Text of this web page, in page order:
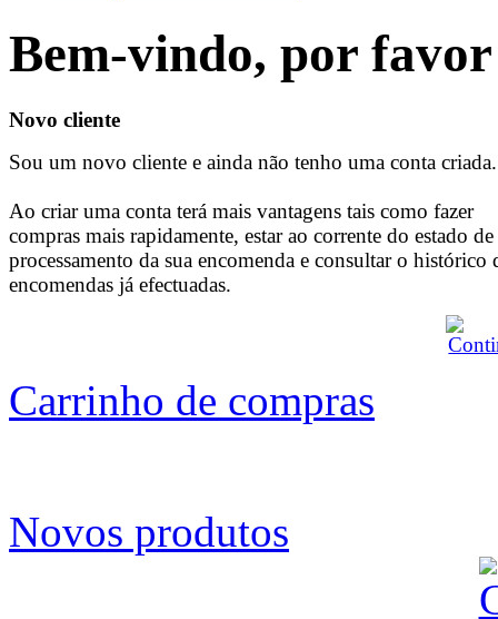
Bem-vindo, por favor
Novo cliente
Sou um novo cliente e ainda não tenho uma conta criada.
Ao criar uma conta terá mais vantagens tais como fazer
compras mais rapidamente, estar ao corrente do estado de
processamento da sua encomenda e consultar o histórico
encomendas já efectuadas.
Carrinho de compras
Novos produtos